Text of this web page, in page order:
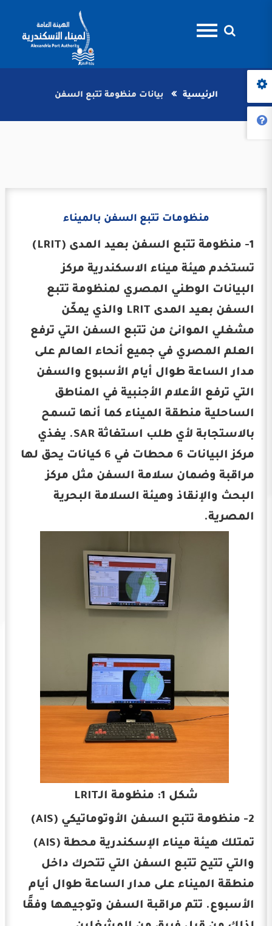
الرئيسية بيانات منظومة تتبع السفن
منظومات تتبع السفن بالميناء
1- منظومة تتبع السفن بعيد المدى (LRIT)
تستخدم هيئة ميناء الاسكندرية مركز
البيانات الوطني المصري لمنظومة تتبع
السفن بعيد المدى LRIT والذي يمكّن
مشغلي الموانئ من تتبع السفن التي ترفع
العلم المصري في جميع أنحاء العالم على
مدار الساعة طوال أيام الأسبوع والسفن
التي ترفع الأعلام الأجنبية في المناطق
الساحلية منطقة الميناء كما أنها تسمح
بالاستجابة لأي طلب استغاثة SAR. يغذي
مركز البيانات 6 محطات في 6 كيانات يحق لها
مراقبة وضمان سلامة السفن مثل مركز
البحث والإنقاذ وهيئة السلامة البحرية
المصرية.
شكل 1: منظومة الـLRIT
2- منظومة تتبع السفن الأوتوماتيكي (AIS)
تمتلك هيئة ميناء الإسكندرية محطة (AIS)
والتي تتيح تتبع السفن التي تتحرك داخل
منطقة الميناء على مدار الساعة طوال أيام
الأسبوع. تتم مراقبة السفن وتوجيهها وفقًا